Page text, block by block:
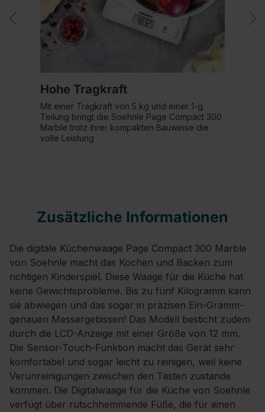
Hohe Tragkraft
Mit einer Tragkraft von 5 kg und einer 1-g
Teilung bringt die Soehnle Page Compact 300
Marble trotz ihrer kompakten Bauweise die
volle Leistung
Zusätzliche Informationen
Die digitale Küchenwaage Page Compact 300 Marble
von Soehnle macht das Kochen und Backen zum
richtigen Kinderspiel. Diese Waage für die Küche hat
keine Gewichtsprobleme. Bis zu fünf Kilogramm kann
sie abwiegen und das sogar in präzisen Ein-Gramm-
genauen Messergebissen! Das Modell besticht zudem
durch die LCD-Anzeige mit einer Größe von 12 mm.
Die Sensor-Touch-Funktion macht das Gerät sehr
komfortabel und sogar leicht zu reinigen, weil keine
Verunreinigungen zwischen den Tasten zustande
kommen. Die Digitalwaage für die Küche von Soehnle
verfügt über rutschhemmende Füße, die für einen